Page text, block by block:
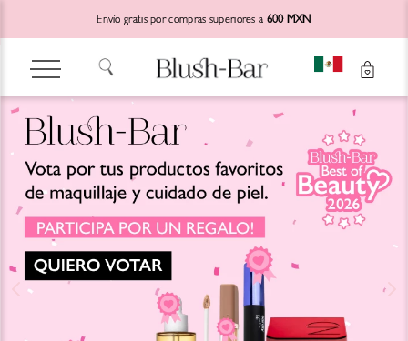
Envío gratis por compras superiores a 600 MXN